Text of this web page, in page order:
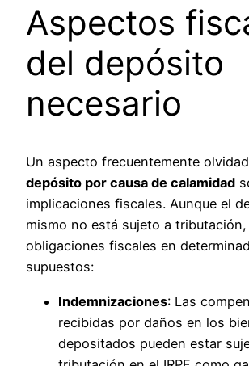
Aspectos
del depósito
necesario
Un aspecto frecuentemente
depósito por causa de calamidad
implicaciones fiscales. Aunque el
mismo no está sujeto a
obligaciones fiscales en
supuestos:
Indemnizaciones: Las
recibidas por daños en los
depositados pueden estar